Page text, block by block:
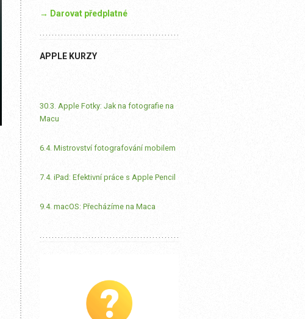
→ Darovat předplatné
APPLE KURZY
30.3. Apple Fotky: Jak na fotografie na
Macu
6.4. Mistrovství fotografování mobilem
7.4. iPad: Efektivní práce s Apple Pencil
9.4. macOS: Přecházíme na Maca